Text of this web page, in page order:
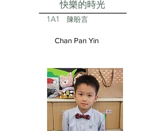
快樂的時光
1A1 陳盼言
Chan Pan Yin